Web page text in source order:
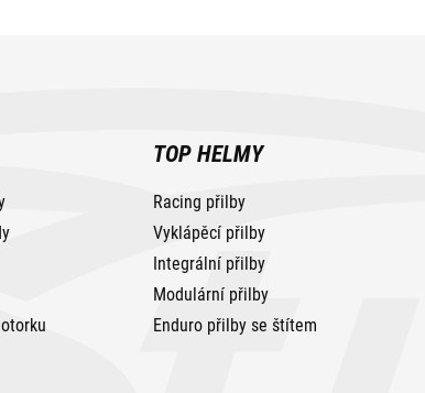
TOP HELMY
Racing přilby
Vyklápěcí přilby
Integrální přilby
Modulární přilby
Enduro přilby se štítem